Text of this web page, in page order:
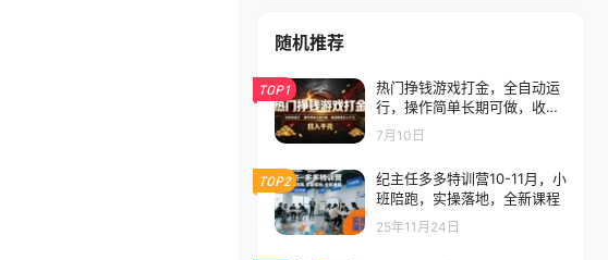
随机推荐
TOP1
热门挣钱游戏打金，全自动运
行，操作简单长期可做，收益
稳定日入千元，新手可做【揭
秘】
7月10日
TOP2
纪主任多多特训营10-11月，小
班陪跑，实操落地，全新课程
25年11月24日